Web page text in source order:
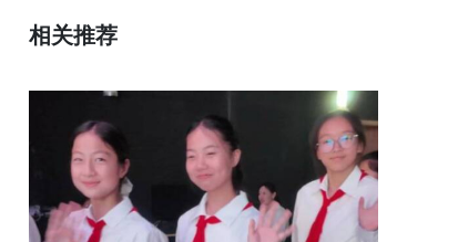
相关推荐